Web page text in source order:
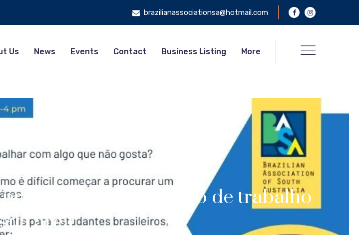
brazilianassociationsa@hotmail.com
Us News Events Contact Business Listing More
para mercado de trabalho
área